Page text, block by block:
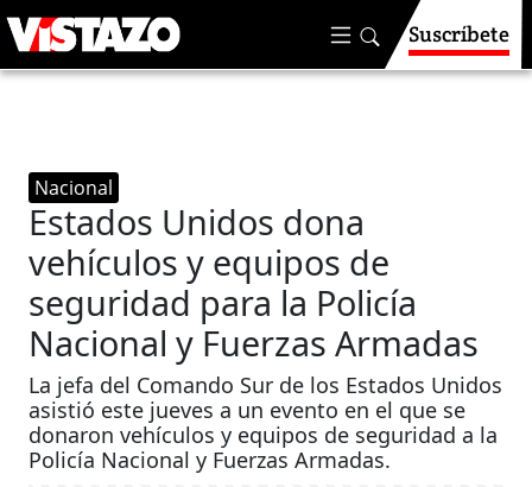
Suscríbete
Nacional
Estados Unidos dona
vehículos y equipos de
seguridad para la Policía
Nacional y Fuerzas Armadas
La jefa del Comando Sur de los Estados Unidos
asistió este jueves a un evento en el que se
donaron vehículos y equipos de seguridad a la
Policía Nacional y Fuerzas Armadas.